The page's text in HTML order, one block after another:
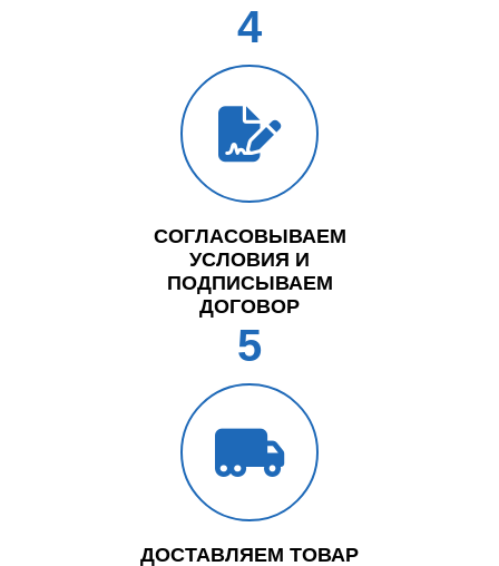
4
СОГЛАСОВЫВАЕМ
УСЛОВИЯ И
ПОДПИСЫВАЕМ
ДОГОВОР
5
ДОСТАВЛЯЕМ ТОВАР